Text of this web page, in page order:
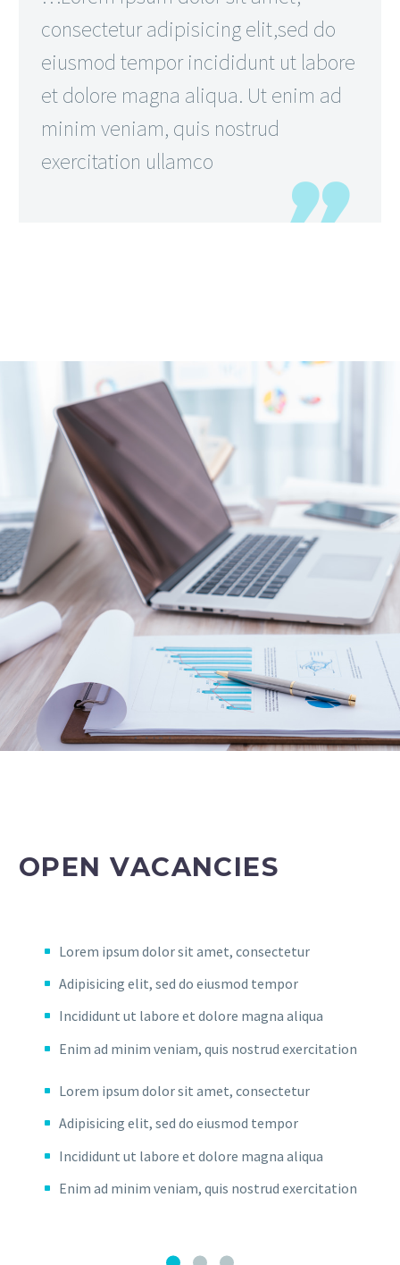
consectetur adipisicing elit,sed do
eiusmod tempor incididunt ut labore
et dolore magna aliqua. Ut enim ad
minim veniam, quis nostrud
exercitation ullamco
OPEN VACANCIES
Lorem ipsum dolor sit amet, consectetur
Adipisicing elit, sed do eiusmod tempor
Incididunt ut labore et dolore magna aliqua
Enim ad minim veniam, quis nostrud exercitation
Lorem ipsum dolor sit amet, consectetur
Adipisicing elit, sed do eiusmod tempor
Incididunt ut labore et dolore magna aliqua
Enim ad minim veniam, quis nostrud exercitation